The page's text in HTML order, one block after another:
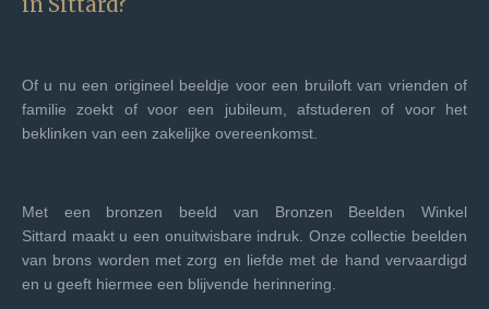
in Sittard?
Of u nu een origineel beeldje voor een bruiloft van vrienden of
familie zoekt of voor een jubileum, afstuderen of voor het
beklinken van een zakelijke overeenkomst.
Met een bronzen beeld van Bronzen Beelden Winkel
Sittard maakt u een onuitwisbare indruk. Onze collectie beelden
van brons worden met zorg en liefde met de hand vervaardigd
en u geeft hiermee een blijvende herinnering.